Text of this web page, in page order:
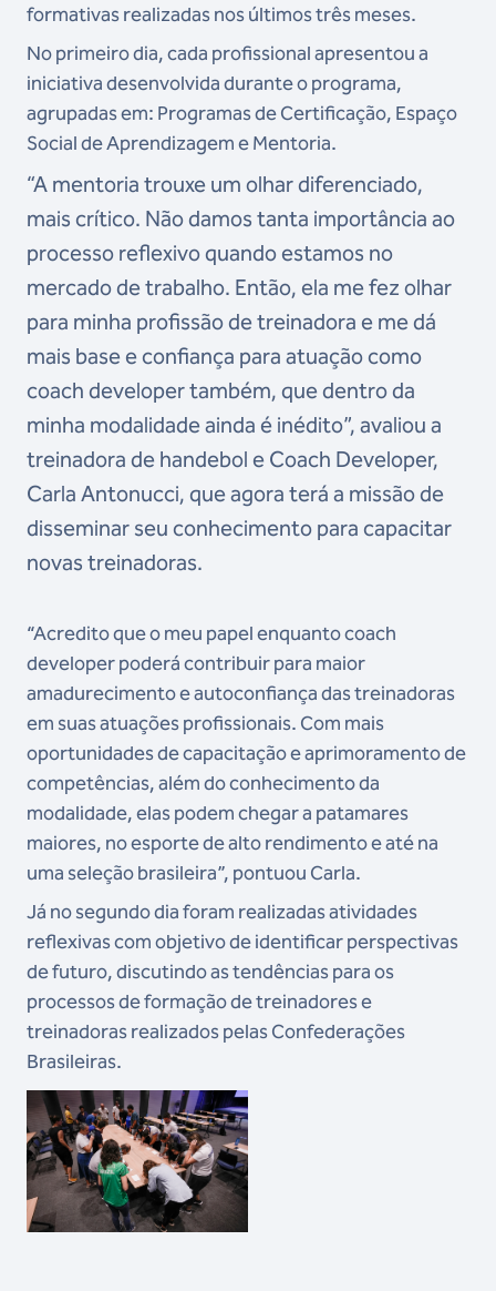
formativas realizadas nos últimos três meses.
No primeiro dia, cada profissional apresentou a
iniciativa desenvolvida durante o programa,
agrupadas em: Programas de Certificação, Espaço
Social de Aprendizagem e Mentoria.
“A mentoria trouxe um olhar diferenciado,
mais crítico. Não damos tanta importância ao
processo reflexivo quando estamos no
mercado de trabalho. Então, ela me fez olhar
para minha profissão de treinadora e me dá
mais base e confiança para atuação como
coach developer também, que dentro da
minha modalidade ainda é inédito”, avaliou a
treinadora de handebol e Coach Developer,
Carla Antonucci, que agora terá a missão de
disseminar seu conhecimento para capacitar
novas treinadoras.
“Acredito que o meu papel enquanto coach
developer poderá contribuir para maior
amadurecimento e autoconfiança das treinadoras
em suas atuações profissionais. Com mais
oportunidades de capacitação e aprimoramento de
competências, além do conhecimento da
modalidade, elas podem chegar a patamares
maiores, no esporte de alto rendimento e até na
uma seleção brasileira”, pontuou Carla.
Já no segundo dia foram realizadas atividades
reflexivas com objetivo de identificar perspectivas
de futuro, discutindo as tendências para os
processos de formação de treinadores e
treinadoras realizados pelas Confederações
Brasileiras.